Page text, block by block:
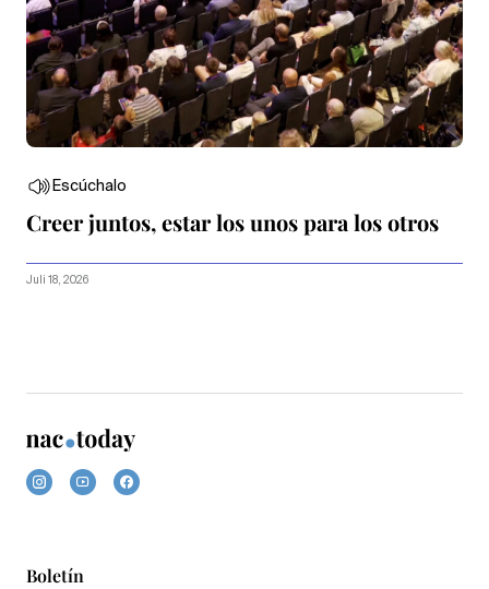
Escúchalo
Creer juntos, estar los unos para los otros
Juli 18, 2026
Boletín